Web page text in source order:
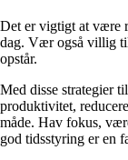
Det er vigtigt at være
dag. Vær også villig
opstår.
Med disse strategier
produktivitet,
måde. Hav fokus,
god tidsstyring er en